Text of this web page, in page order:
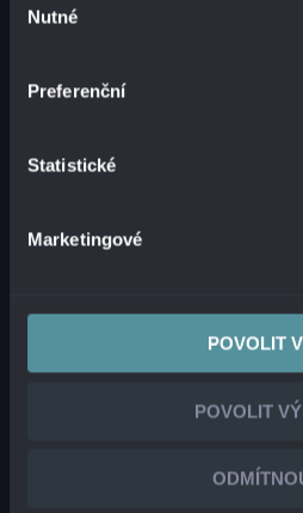
souhlasu
Nutné
Preferenční
Statistické
Marketingové
POVOLIT
POVOLIT
© 2026 ALANATA •